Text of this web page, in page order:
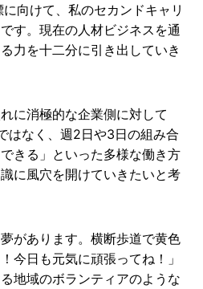
向けて、私のセカンドキャリ
す。現在の人材ビジネスを通
力を十二分に引き出していき
に消極的な企業側に対して
はなく、週2日や3日の組み合
きる」といった多様な働き方
に風穴を開けていきたいと考
があります。横断歩道で黄色
今日も元気に頑張ってね！」
地域のボランティアのような